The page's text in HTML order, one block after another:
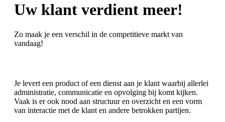
Uw klant verdient meer!
Zo maak je een verschil in de competitieve markt van
vandaag!
Je levert een product of een dienst aan je klant waarbij allerlei
administratie, communicatie en opvolging bij komt kijken.
Vaak is er ook nood aan structuur en overzicht en een vorm
van interactie met de klant en andere betrokken partijen.